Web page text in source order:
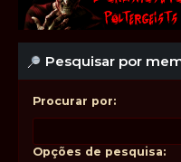
Pesquisar por
Procurar por:
Opções de pesquisa: